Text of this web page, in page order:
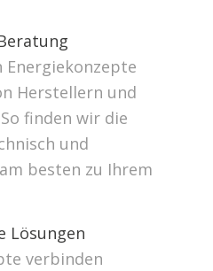
Herstellern und
finden wir die
und
besten zu Ihrem
Lösungen
verbinden